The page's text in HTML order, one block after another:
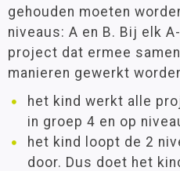
gehouden moeten
niveaus: A en B. Bij elk
project dat ermee
manieren gewerkt
het kind werkt alle
in groep 4 en op
het kind loopt de 2
door. Dus doet het